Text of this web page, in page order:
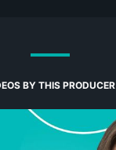
BY THIS PRODUCER